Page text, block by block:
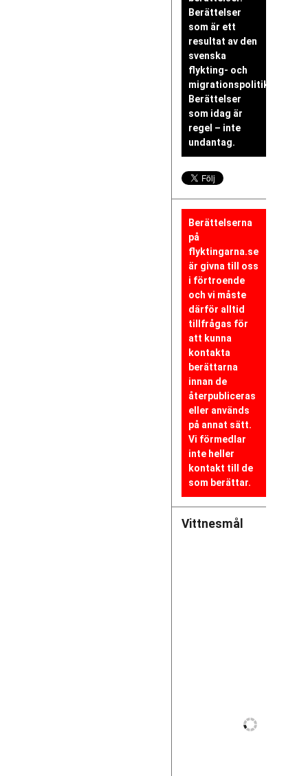
Berättelser
som är ett
resultat av den
svenska
flykting- och
migrationspolitiken.
Berättelser
som idag är
regel – inte
undantag.
Berättelserna
på
flyktingarna.se
är givna till oss
i förtroende
och vi måste
därför alltid
tillfrågas för
att kunna
kontakta
berättarna
innan de
återpubliceras
eller används
på annat sätt.
Vi förmedlar
inte heller
kontakt till de
som berättar.
Vittnesmål